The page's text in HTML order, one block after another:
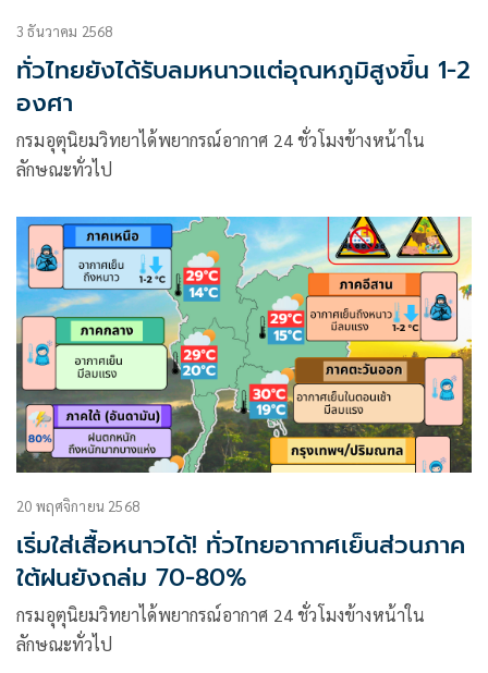
3 ธันวาคม 2568
ทั่วไทยยังได้รับลมหนาวแต่อุณหภูมิสูงขึ้น 1-2
องศา
กรมอุตุนิยมวิทยาได้พยากรณ์อากาศ 24 ชั่วโมงข้างหน้าใน
ลักษณะทั่วไป
20 พฤศจิกายน 2568
เริ่มใส่เสื้อหนาวได้! ทั่วไทยอากาศเย็นส่วนภาค
ใต้ฝนยังถล่ม 70-80%
กรมอุตุนิยมวิทยาได้พยากรณ์อากาศ 24 ชั่วโมงข้างหน้าใน
ลักษณะทั่วไป